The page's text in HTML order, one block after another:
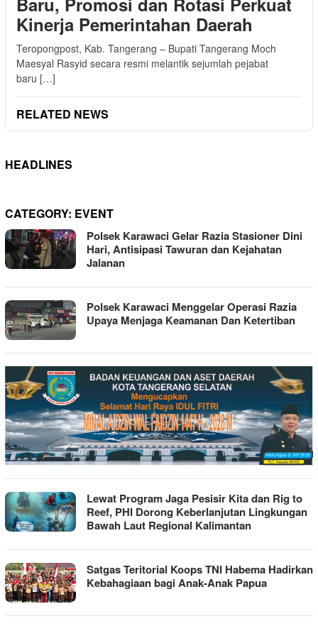
Kinerja Pemerintahan Daerah
Teropongpost, Kab. Tangerang – Bupati Tangerang Moch
Maesyal Rasyid secara resmi melantik sejumlah pejabat
baru […]
RELATED NEWS
HEADLINES
CATEGORY: EVENT
Polsek Karawaci Gelar Razia Stasioner Dini
Hari, Antisipasi Tawuran dan Kejahatan
Jalanan
Polsek Karawaci Menggelar Operasi Razia
Upaya Menjaga Keamanan Dan Ketertiban
Lewat Program Jaga Pesisir Kita dan Rig to
Reef, PHI Dorong Keberlanjutan Lingkungan
Bawah Laut Regional Kalimantan
Satgas Teritorial Koops TNI Habema Hadirkan
Kebahagiaan bagi Anak-Anak Papua